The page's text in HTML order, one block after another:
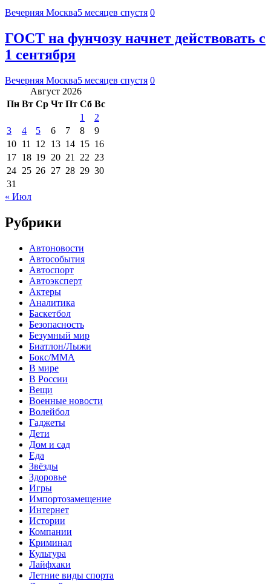
Вечерняя Москва5 месяцев спустя 0
ГОСТ на фунчозу начнет действовать с
1 сентября
Вечерняя Москва5 месяцев спустя 0
Август 2026
Пн Вт Ср Чт Пт Сб Вс
1
2
3
4 5 6 7 8
9
10 11 12 13 14 15 16
17 18 19 20 21 22 23
24 25 26 27 28 29 30
31
« Июл
Рубрики
Автоновости
Автособытия
Автоспорт
Автоэксперт
Актеры
Аналитика
Баскетбол
Безопасность
Безумный мир
Биатлон/Лыжи
Бокс/MMA
В мире
В России
Вещи
Военные новости
Волейбол
Гаджеты
Дети
Дом и сад
Еда
Звёзды
Здоровье
Игры
Импортозамещение
Интернет
Истории
Компании
Криминал
Культура
Лайфхаки
Летние виды спорта